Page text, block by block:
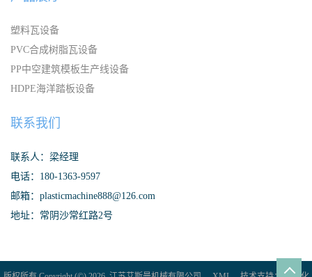
塑料瓦设备
PVC合成树脂瓦设备
PP中空建筑模板生产线设备
HDPE海洋踏板设备
联系我们
联系人：梁经理
电话：180-1363-9597
邮箱：plasticmachine888@126.com
地址：常阴沙常红路2号